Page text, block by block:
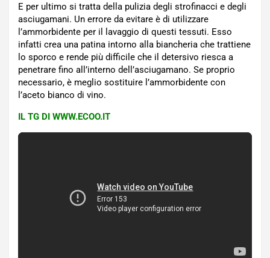
E per ultimo si tratta della pulizia degli strofinacci e degli
asciugamani. Un errore da evitare è di utilizzare
l’ammorbidente per il lavaggio di questi tessuti. Esso
infatti crea una patina intorno alla biancheria che trattiene
lo sporco e rende più difficile che il detersivo riesca a
penetrare fino all’interno dell’asciugamano. Se proprio
necessario, è meglio sostituire l’ammorbidente con
l’aceto bianco di vino.
IL TG DI WWW.ECOO.IT